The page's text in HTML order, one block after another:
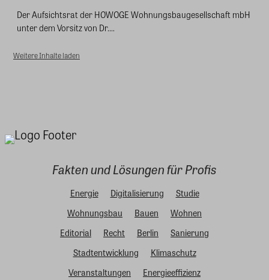
Der Aufsichtsrat der HOWOGE Wohnungsbaugesellschaft mbH
unter dem Vorsitz von Dr....
Weitere Inhalte laden
Fakten und Lösungen für Profis
Energie Digitalisierung
Studie
Wohnungsbau
Bauen
Wohnen
Editorial
Recht Berlin
Sanierung
Stadtentwicklung
Klimaschutz
Veranstaltungen
Energieeffizienz